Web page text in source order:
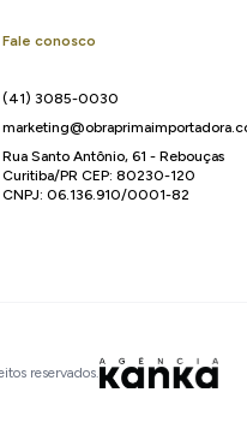
Fale conosco
(41) 3085-0030
Rua Santo Antônio, 61 - Rebouças
Curitiba/PR CEP: 80230-120
CNPJ: 06.136.910/0001-82
reservados.